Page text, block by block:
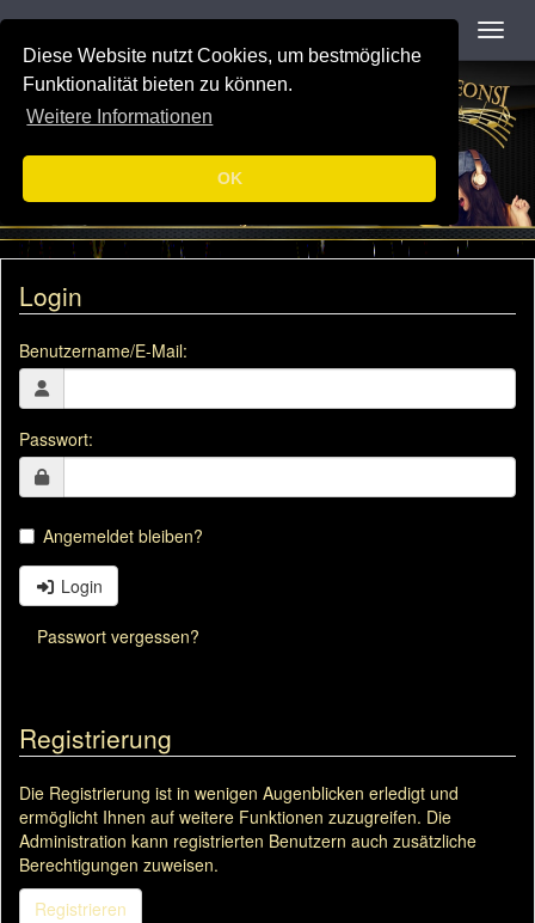
Diese Website nutzt Cookies, um bestmögliche
Funktionalität bieten zu können.
Weitere Informationen
OK
Navigation
Login
Benutzername/E-Mail:
Passwort:
Angemeldet bleiben?
Login
Passwort vergessen?
Registrierung
Die Registrierung ist in wenigen Augenblicken erledigt und
ermöglicht Ihnen auf weitere Funktionen zuzugreifen. Die
Administration kann registrierten Benutzern auch zusätzliche
Berechtigungen zuweisen.
Registrieren